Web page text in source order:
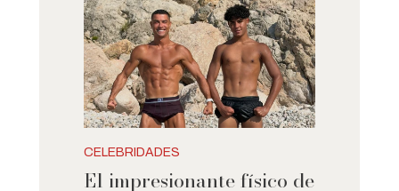
CELEBRIDADES
El impresionante físico de